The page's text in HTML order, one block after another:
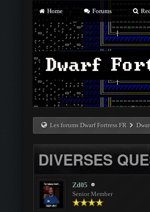
Home Forums
Les forums Dwarf Fortress FR
DIVERSES
Zd05
Senior Member